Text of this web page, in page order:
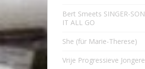
Bert Smeets SINGER-
IT ALL GO
She (für Marie-Therese)
Vrije Progressieve